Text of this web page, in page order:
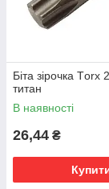
Біта зірочка Тorx
титан
В наявності
26,44 ₴